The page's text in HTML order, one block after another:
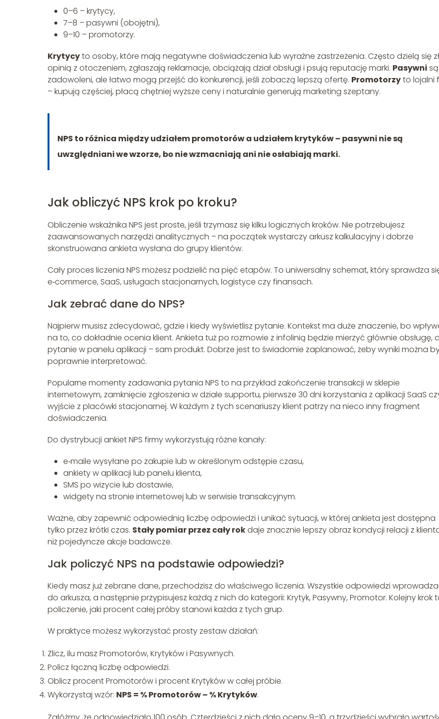
0–6 – krytycy,
7–8 – pasywni (obojętni),
9–10 – promotorzy.
Krytycyto osoby, które mają negatywne doświadczenia lub wyraźne zastrzeżenia. Często dzielą się
opinią z otoczeniem, zgłaszają reklamacje, obciążają dział obsługi i psują reputację marki. Pasywni są
zadowoleni, ale łatwo mogą przejść do konkurencji, jeśli zobaczą lepszą ofertę. Promotorzyto lojalni
– kupują częściej, płacą chętniej wyższe ceny i naturalnie generują marketing szeptany.
NPS to różnica między udziałem promotorów a udziałem krytyków – pasywni nie są
uwzględniani we wzorze, bo nie wzmacniają ani nie osłabiają marki.
Jak obliczyć NPS krok po kroku?
Obliczenie wskaźnika NPS jest proste, jeśli trzymasz się kilku logicznych kroków. Nie potrzebujesz
zaawansowanych narzędzi analitycznych – na początek wystarczy arkusz kalkulacyjny i dobrze
skonstruowana ankieta wysłana do grupy klientów.
Cały proces liczenia NPS możesz podzielić na pięć etapów. To uniwersalny schemat, który sprawdza
e‑commerce, SaaS, usługach stacjonarnych, logistyce czy finansach.
Jak zebrać dane do NPS?
Najpierw musisz zdecydować, gdzie i kiedy wyświetlisz pytanie. Kontekst ma duże znaczenie, bo
na to, co dokładnie ocenia klient. Ankieta tuż po rozmowie z infolinią będzie mierzyć głównie obsługę, a
pytanie w panelu aplikacji – sam produkt. Dobrze jest to świadomie zaplanować, żeby wyniki można
poprawnie interpretować.
Popularne momenty zadawania pytania NPS to na przykład zakończenie transakcji w sklepie
internetowym, zamknięcie zgłoszenia w dziale supportu, pierwsze 30 dni korzystania z aplikacji SaaS
wyjście z placówki stacjonarnej. W każdym z tych scenariuszy klient patrzy na nieco inny fragment
doświadczenia.
Do dystrybucji ankiet NPS firmy wykorzystują różne kanały:
e‑maile wysyłane po zakupie lub w określonym odstępie czasu,
ankiety w aplikacji lub panelu klienta,
SMS po wizycie lub dostawie,
widgety na stronie internetowej lub w serwisie transakcyjnym.
Ważne, aby zapewnić odpowiednią liczbę odpowiedzi i unikać sytuacji, w której ankieta jest dostępna
tylko przez krótki czas. Stały pomiar przez cały rokdaje znacznie lepszy obraz kondycji relacji z
niż pojedyncze akcje badawcze.
Jak policzyć NPS na podstawie odpowiedzi?
Kiedy masz już zebrane dane, przechodzisz do właściwego liczenia. Wszystkie odpowiedzi
do arkusza, a następnie przypisujesz każdą z nich do kategorii: Krytyk, Pasywny, Promotor. Kolejny krok
policzenie, jaki procent całej próby stanowi każda z tych grup.
W praktyce możesz wykorzystać prosty zestaw działań:
Zlicz, ilu masz Promotorów, Krytyków i Pasywnych.
Policz łączną liczbę odpowiedzi.
Oblicz procent Promotorów i procent Krytyków w całej próbie.
Wykorzystaj wzór: NPS = % Promotorów – % Krytyków.